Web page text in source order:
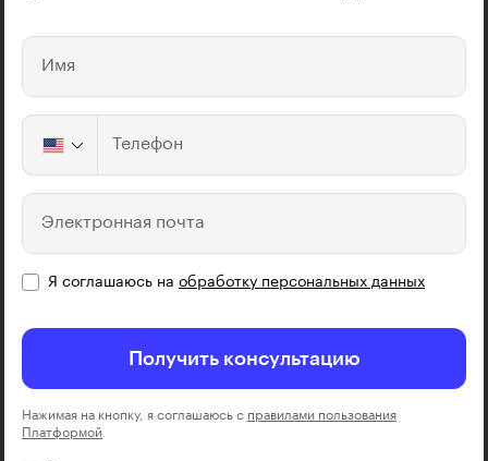
Имя
Телефон
Электронная почта
Я соглашаюсь на обработку персональных данных
Получить консультацию
Нажимая на кнопку, я соглашаюсь с правилами пользования
Платформой